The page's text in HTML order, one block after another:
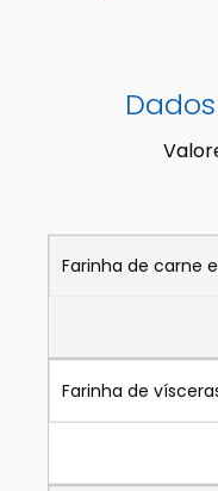
Farinha de carne
Farinha de